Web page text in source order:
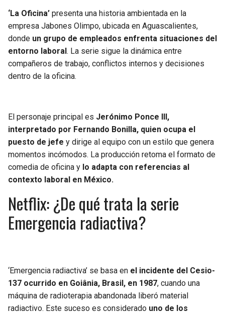
‘La Oficina’ presenta una historia ambientada en la
empresa Jabones Olimpo, ubicada en Aguascalientes,
donde un grupo de empleados enfrenta situaciones del
entorno laboral . La serie sigue la dinámica entre
compañeros de trabajo, conflictos internos y decisiones
dentro de la oficina.
El personaje principal es Jerónimo Ponce III,
interpretado por Fernando Bonilla, quien ocupa el
puesto de jefe y dirige al equipo con un estilo que genera
momentos incómodos. La producción retoma el formato de
comedia de oficina y lo adapta con referencias al
contexto laboral en México.
Netflix: ¿De qué trata la serie
Emergencia radiactiva?
‘Emergencia radiactiva’ se basa en el incidente del Cesio-
137 ocurrido en Goiânia, Brasil, en 1987, cuando una
máquina de radioterapia abandonada liberó material
radiactivo. Este suceso es considerado uno de los